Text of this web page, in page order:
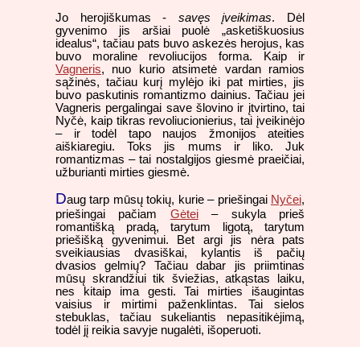
Jo herojiškumas - savęs įveikimas. Dėl
gyvenimo jis aršiai puolė „asketiškuosius
idealus“, tačiau pats buvo askezės herojus, kas
buvo moraline revoliucijos forma. Kaip ir
Vagneris, nuo kurio atsimetė vardan ramios
sąžinės, tačiau kurį mylėjo iki pat mirties, jis
buvo paskutinis romantizmo dainius. Tačiau jei
Vagneris pergalingai save šlovino ir įtvirtino, tai
Nyčė, kaip tikras revoliucionierius, tai įveikinėjo
– ir todėl tapo naujos žmonijos ateities
aiškiaregiu. Toks jis mums ir liko. Juk
romantizmas – tai nostalgijos giesmė praeičiai,
užburianti mirties giesmė.
Daug tarp mūsų tokių, kurie – priešingai Nyčei,
priešingai pačiam Gėtei– sukyla prieš
romantišką pradą, tarytum ligotą, tarytum
priešišką gyvenimui. Bet argi jis nėra pats
sveikiausias dvasiškai, kylantis iš pačių
dvasios gelmių? Tačiau dabar jis priimtinas
mūsų skrandžiui tik šviežias, atkąstas laiku,
nes kitaip ima gesti. Tai mirties išaugintas
vaisius ir mirtimi paženklintas. Tai sielos
stebuklas, tačiau sukeliantis nepasitikėjimą,
todėl jį reikia savyje nugalėti, išoperuoti.